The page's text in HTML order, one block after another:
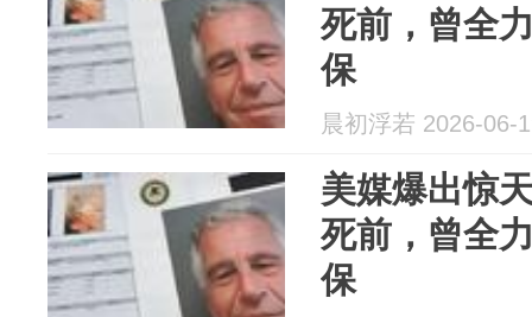
死前，曾全
保
晨初浮若 2026-06-
美媒爆出惊
死前，曾全
保